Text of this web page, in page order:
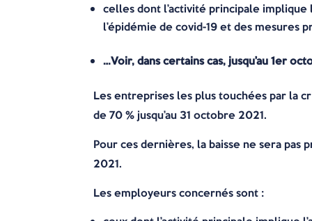
celles dont l’activité principale
l’épidémie de covid-19 et des
…Voir, dans certains cas, jusqu’au 1er
Les entreprises les plus touchées par la
de 70 % jusqu’au 31 octobre 2021.
Pour ces dernières, la baisse ne sera
2021.
Les employeurs concernés sont :